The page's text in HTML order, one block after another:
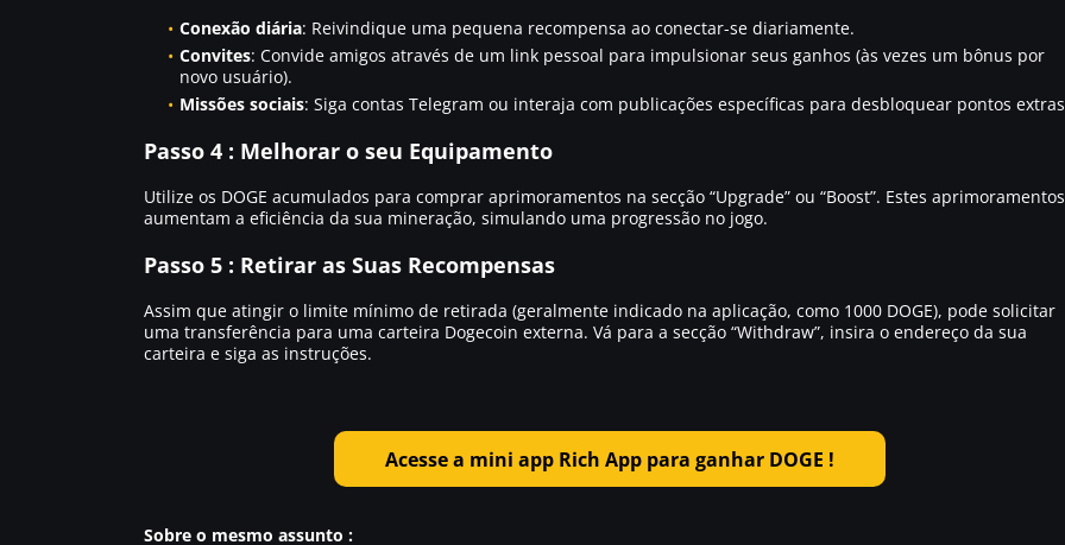
Conexão diária: Reivindique uma pequena recompensa ao conectar-se diariamente.
Convites: Convide amigos através de um link pessoal para impulsionar seus ganhos (às vezes um bônus por
novo usuário).
Missões sociais: Siga contas Telegram ou interaja com publicações específicas para desbloquear pontos
Passo 4 : Melhorar o seu Equipamento
Utilize os DOGE acumulados para comprar aprimoramentos na secção “Upgrade” ou “Boost”. Estes aprimoramentos
aumentam a eficiência da sua mineração, simulando uma progressão no jogo.
Passo 5 : Retirar as Suas Recompensas
Assim que atingir o limite mínimo de retirada (geralmente indicado na aplicação, como 1000 DOGE), pode solicitar
uma transferência para uma carteira Dogecoin externa. Vá para a secção “Withdraw”, insira o endereço da sua
carteira e siga as instruções.
Acesse a mini app Rich App para ganhar DOGE !
Sobre o mesmo assunto :